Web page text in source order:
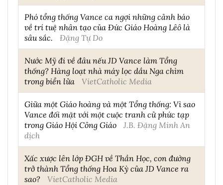
Phó tổng thống Vance ca ngợi những cảnh báo
về trí tuệ nhân tạo của Đức Giáo Hoàng Lêô là
sâu sắc.
Đặng Tự Do
Nước Mỹ đi về đâu nếu JD Vance làm Tổng
thống? Hàng loạt nhà máy lọc dầu Nga chìm
trong biển lửa
VietCatholic Media
Giữa một Giáo hoàng và một Tổng thống: Vì sao
Vance đối mặt với một cuộc tranh cử phức tạp
trong Giáo Hội Công Giáo
J.B. Đặng Minh An
dịch
Xấc xược lên lớp ĐGH về Thần Học, con đường
trở thành Tổng thống Hoa Kỳ của JD Vance ra
sao?
VietCatholic Media